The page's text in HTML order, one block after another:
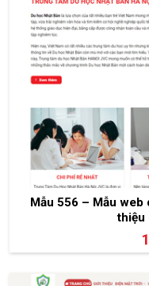
Mẫu 556 – Mẫu
thiệu